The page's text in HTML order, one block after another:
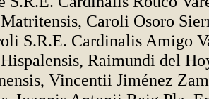
Caroli Osoro
S.R.E. Cardinalis Amigo
Raimundi del
Vincentii Jiménez